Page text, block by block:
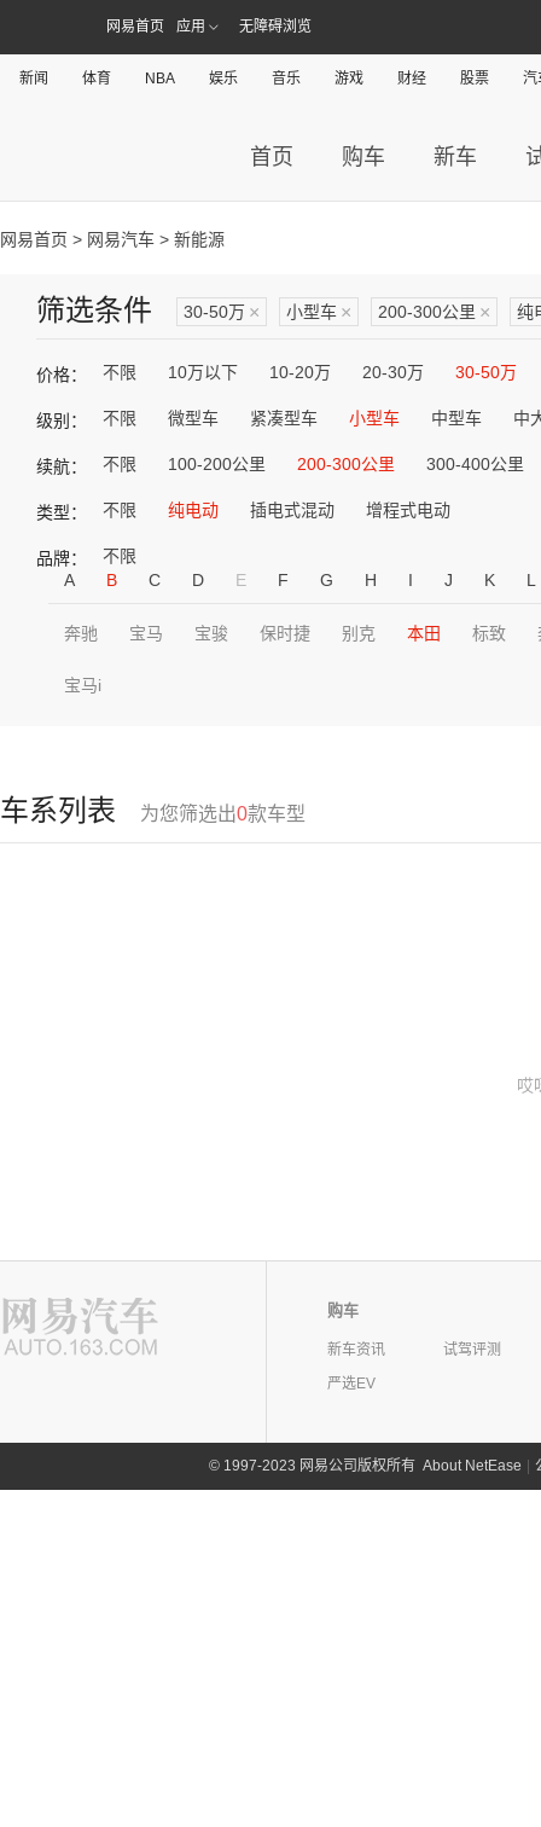
网易首页 应用 无障碍浏览
新闻 体育 NBA 娱乐 音乐 游戏 财经 股票 汽
首页 购车 新车
网易首页 > 网易汽车 > 新能源
筛选条件 30-50万 × 小型车 × 200-300公里 × 纯
价格： 不限 10万以下 10-20万 20-30万 30-50万
级别： 不限 微型车 紧凑型车 小型车 中型车 中
续航： 不限 100-200公里 200-300公里 300-400公里
类型： 不限 纯电动 插电式混动 增程式电动
品牌：
不限
A
B C D E F G H I J K L
奔驰 宝马 宝骏 保时捷 别克 本田 标致
宝马i
车系列表 为您筛选出0款车型
哎
购车
新车资讯
试驾评测
严选EV
©1997-2023 网易公司版权所有 About NetEase